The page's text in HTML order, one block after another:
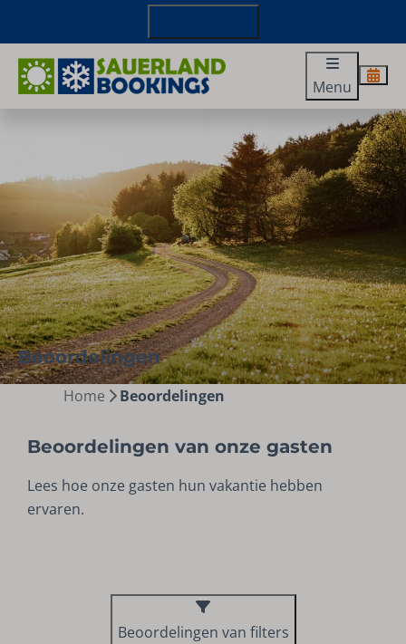
Menu
Beoordelingen
Home Beoordelingen
Beoordelingen van onze gasten
Lees hoe onze gasten hun vakantie hebben
ervaren.
Beoordelingen van filters